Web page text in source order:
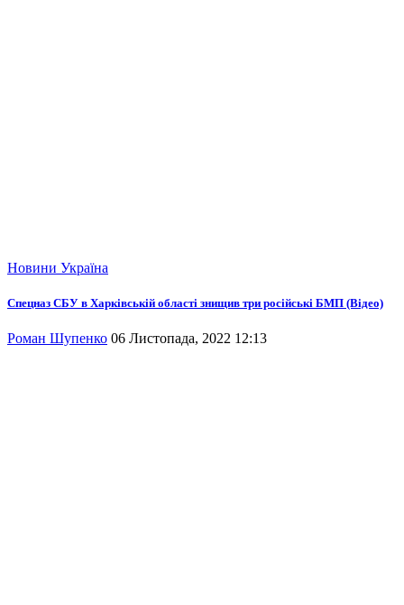
Новини Україна
Спецназ СБУ в Харківській області знищив три російські БМП (Відео)
Роман Шупенко 06 Листопада, 2022 12:13